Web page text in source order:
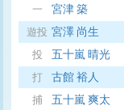
一 宮津 築
遊投 宮澤 尚生
投 五十嵐 晴光
打 古館 裕人
捕 五十嵐 爽太